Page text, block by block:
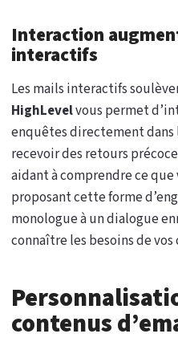
Interaction
interactifs
Les mails interactifs
HighLevelvous permet
enquêtes directement dans
recevoir des retours
aidant à comprendre ce
proposant cette forme
monologue à un dialogue
connaître les besoins de vos
contenus